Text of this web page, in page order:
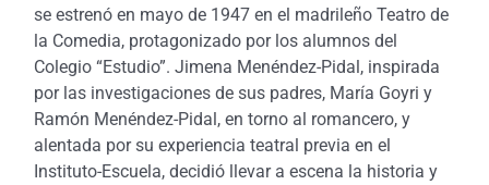
se estrenó en mayo de 1947 en el madrileño Teatro de
la Comedia, protagonizado por los alumnos del
Colegio “Estudio”. Jimena Menéndez-Pidal, inspirada
por las investigaciones de sus padres, María Goyri y
Ramón Menéndez-Pidal, en torno al romancero, y
alentada por su experiencia teatral previa en el
Instituto-Escuela, decidió llevar a escena la historia y